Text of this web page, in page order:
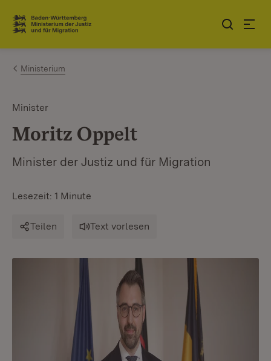
Zum Inhalt springen
Link zur Startseite
Ministerium
Minister
Moritz Oppelt
Minister der Justiz und für Migration
Lesezeit: 1 Minute
Teilen Text vorlesen